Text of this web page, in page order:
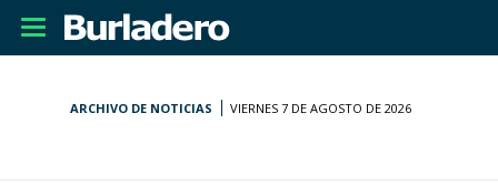
Desplegar
navegación
ARCHIVO DE NOTICIAS VIERNES 7 DE AGOSTO DE 2026